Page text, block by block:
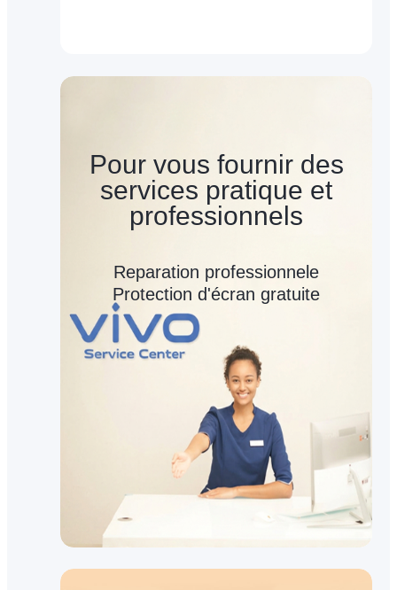
Pour vous fournir des
services pratique et
professionnels
Reparation professionnele
Protection d'écran gratuite